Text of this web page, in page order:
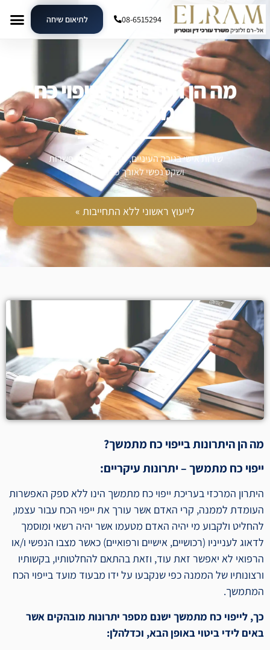
08-6515294 לתיאום שיחה
מה הן היתרונות בייפוי כח
מתמשך?
שירות אישי בגובה העיניים, מקצועיות ללא פשרות
ושקט נפשי לאורך כל הדרך.
לייעוץ ראשוני ללא התחייבות »
מה הן היתרונות בייפוי כח מתמשך?
ייפוי כח מתמשך – יתרונות עיקריים:
היתרון המרכזי בעריכת ייפוי כח מתמשך הינו ללא ספק האפשרות
העומדת לממנה, קרי האדם אשר עורך את ייפוי הכח עבור עצמו,
להחליט ולקבוע מי יהיה האדם מטעמו אשר יהיה רשאי ומוסמך
לדאוג לענייניו (רכושיים, אישיים ורפואיים) כאשר מצבו הנפשי ו/או
הרפואי לא יאפשר זאת עוד, וזאת בהתאם להחלטותיו, בקשותיו
ורצונותיו של הממנה כפי שנקבעו על ידו מבעוד מועד בייפוי הכח
המתמשך.
כך, לייפוי כח מתמשך ישנם מספר יתרונות מובהקים אשר
באים לידי ביטוי באופן הבא, וכדלהלן: